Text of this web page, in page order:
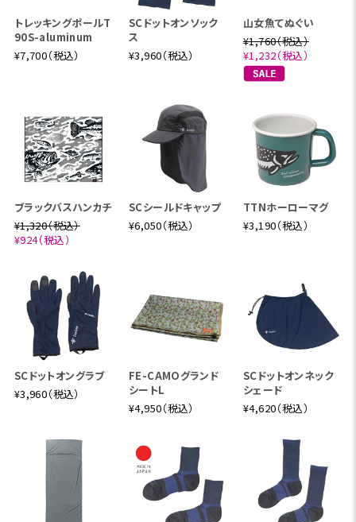
トレッキングポールT
90S-aluminum
¥7,700（税込）
SCドットオンソック
ス
¥3,960（税込）
山女魚てぬぐい
¥1,760（税込）
¥1,232（税込）
ブラックバスハンカチ
¥1,320（税込）
¥924（税込）
SCシールドキャップ
¥6,050（税込）
TTNホーローマグ
¥3,190（税込）
SCドットオングラブ
¥3,960（税込）
FE-CAMOグランド
シートL
¥4,950（税込）
SCドットオンネック
シェード
¥4,620（税込）